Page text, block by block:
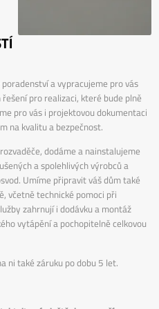
a vypracujeme pro vás
pro realizaci, které bude plně
pro vás i projektovou dokumentaci
na kvalitu a bezpečnost.
dodáme a nainstalujeme
a spolehlivých výrobců a
Umíme připravit váš dům také
včetně technické pomoci při
zahrnují i dodávku a montáž
vytápění a pochopitelně celkovou
ni také záruku po dobu 5 let.